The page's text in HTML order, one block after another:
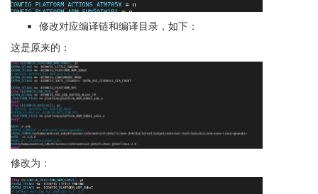
修改对应编译链和编译目录，如下：
这是原来的：
修改为：